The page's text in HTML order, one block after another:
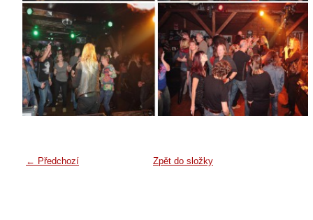
← Předchozí Zpět do složky